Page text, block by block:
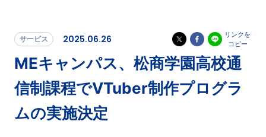
サービス 2025.06.26
リンクを
コピー
MEキャンパス、松商学園高校通
信制課程でVTuber制作プログラ
ムの実施決定